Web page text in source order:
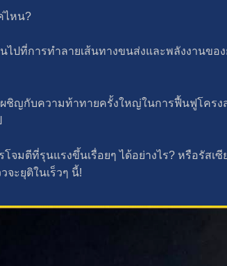
ไหน?
ปที่การทำลายเส้นทางขนส่งและพลังงานของ
ชิญกับความท้าทายครั้งใหญ่ในการฟื้นฟูโครง
จมตีที่รุนแรงขึ้นเรื่อยๆ ได้อย่างไร? หรือรัสเ
ะยุติในเร็วๆ นี้!